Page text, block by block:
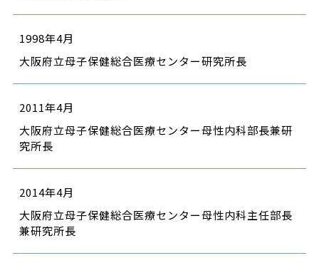
1998年4月
大阪府立母子保健総合医療センター研究所長
2011年4月
大阪府立母子保健総合医療センター母性内科部長兼研
究所長
2014年4月
大阪府立母子保健総合医療センター母性内科主任部長
兼研究所長